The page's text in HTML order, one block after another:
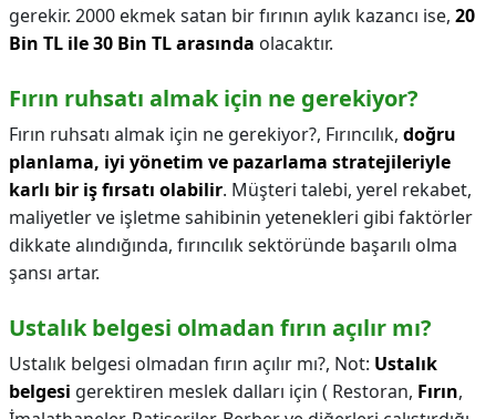
gerekir. 2000 ekmek satan bir fırının aylık kazancı ise, 20
Bin TL ile 30 Bin TL arasında olacaktır.
Fırın ruhsatı almak için ne gerekiyor?
Fırın ruhsatı almak için ne gerekiyor?, Fırıncılık, doğru
planlama, iyi yönetim ve pazarlama stratejileriyle
karlı bir iş fırsatı olabilir. Müşteri talebi, yerel rekabet,
maliyetler ve işletme sahibinin yetenekleri gibi faktörler
dikkate alındığında, fırıncılık sektöründe başarılı olma
şansı artar.
Ustalık belgesi olmadan fırın açılır mı?
Ustalık belgesi olmadan fırın açılır mı?, Not: Ustalık
belgesi gerektiren meslek dalları için ( Restoran, Fırın,